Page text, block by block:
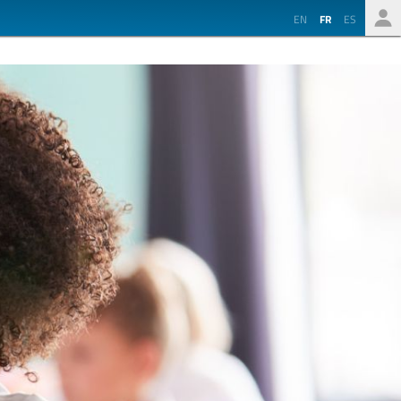
EN FR ES